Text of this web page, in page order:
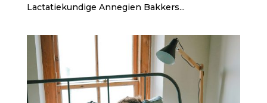
Lactatiekundige Annegien Bakkers...